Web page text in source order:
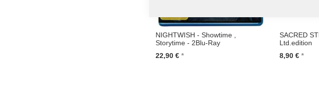
NIGHTWISH - Showtime ,
Storytime - 2Blu-Ray
22,90 €
SACRED
Ltd.edition
8,90 €